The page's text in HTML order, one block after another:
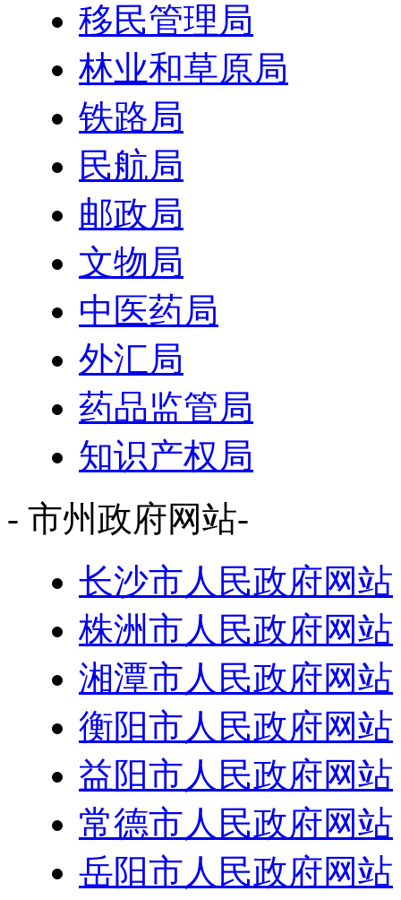
移民管理局
林业和草原局
铁路局
民航局
邮政局
文物局
中医药局
外汇局
药品监管局
知识产权局
- 市州政府网站-
长沙市人民政府网站
株洲市人民政府网站
湘潭市人民政府网站
衡阳市人民政府网站
益阳市人民政府网站
常德市人民政府网站
岳阳市人民政府网站